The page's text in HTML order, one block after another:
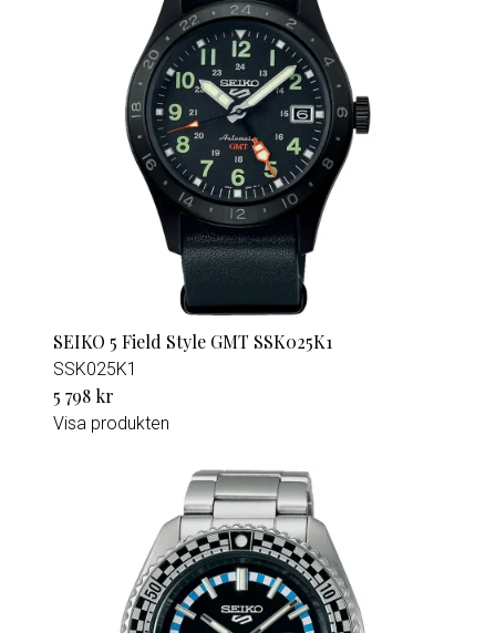
SEIKO 5 Field Style GMT SSK025K1
SSK025K1
5 798 kr
Visa produkten